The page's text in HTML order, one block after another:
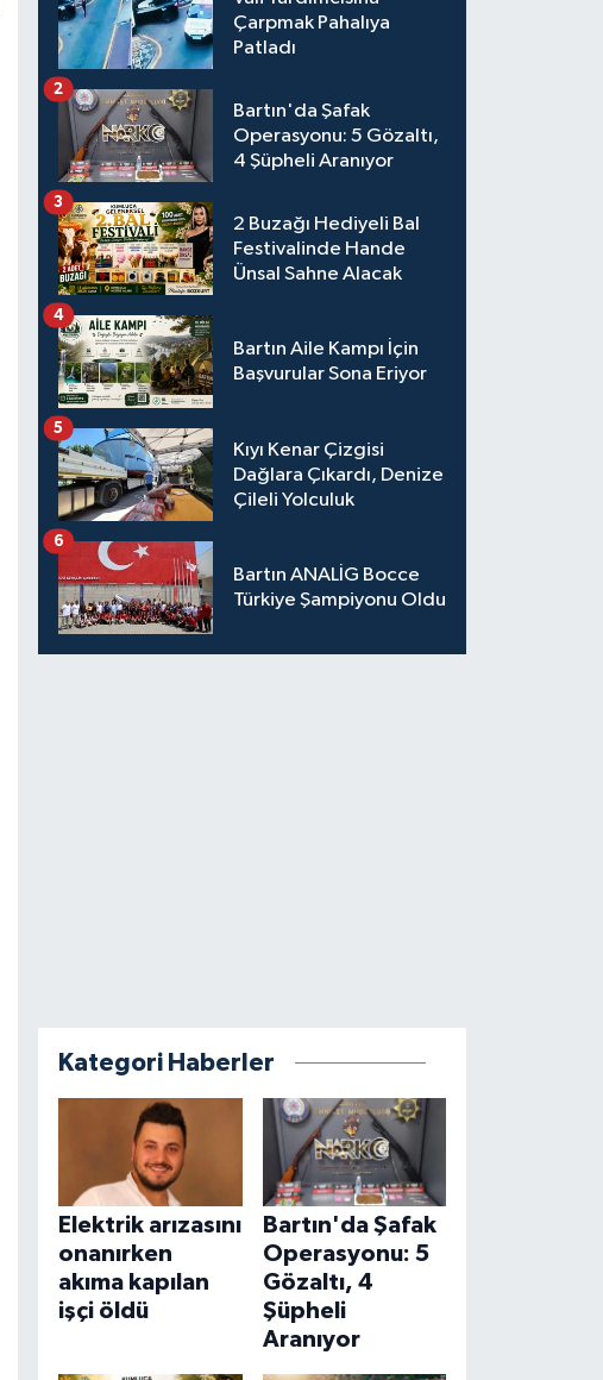
Çarpmak Pahalıya
Patladı
Bartın'da Şafak
Operasyonu: 5 Gözaltı,
4 Şüpheli Aranıyor
2
2 Buzağı Hediyeli Bal
Festivalinde Hande
Ünsal Sahne Alacak
3
Bartın Aile Kampı İçin
Başvurular Sona Eriyor
4
Kıyı Kenar Çizgisi
Dağlara Çıkardı, Denize
Çileli Yolculuk
5
Bartın ANALİG Bocce
Türkiye Şampiyonu Oldu
6
Kategori Haberler
Elektrik arızasını
onanırken
akıma kapılan
işçi öldü
Bartın'da Şafak
Operasyonu: 5
Gözaltı, 4
Şüpheli
Aranıyor